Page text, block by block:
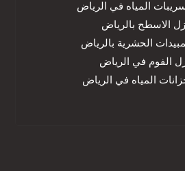
المياه في الرياض
الاسطح بالرياض
الحشرية بالرياض
الفوم في الرياض
المياه في الرياض